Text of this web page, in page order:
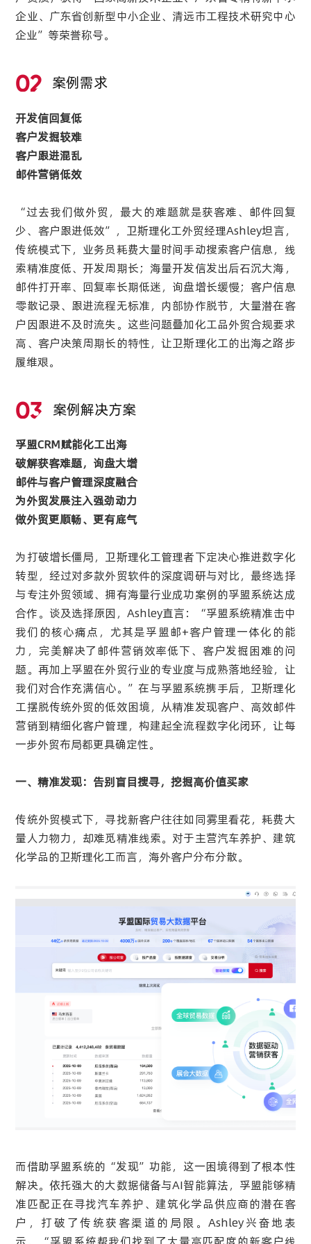
企业、广东省创新型中小企业、清远市工程技术研究中心
企业”等荣誉称号。
02 案例需求
开发信回复低
客户发掘较难
客户跟进混乱
邮件营销低效
“过去我们做外贸，最大的难题就是获客难、邮件回复
少、客户跟进低效”，卫斯理化工外贸经理Ashley坦言，
传统模式下，业务员耗费大量时间手动搜索客户信息，线
索精准度低、开发周期长；海量开发信发出后石沉大海，
邮件打开率、回复率长期低迷，询盘增长缓慢；客户信息
零散记录、跟进流程无标准，内部协作脱节，大量潜在客
户因跟进不及时流失。这些问题叠加化工品外贸合规要求
高、客户决策周期长的特性，让卫斯理化工的出海之路步
履维艰。
03 案例解决方案
孚盟CRM赋能化工出海
破解获客难题，询盘大增
邮件与客户管理深度融合
为外贸发展注入强劲动力
做外贸更顺畅、更有底气
为打破增长僵局，卫斯理化工管理者下定决心推进数字化
转型，经过对多款外贸软件的深度调研与对比，最终选择
与专注外贸领域、拥有海量行业成功案例的孚盟系统达成
合作。谈及选择原因，Ashley直言：“孚盟系统精准击中
我们的核心痛点，尤其是孚盟邮+客户管理一体化的能
力，完美解决了邮件营销效率低下、客户发掘困难的问
题。再加上孚盟在外贸行业的专业度与成熟落地经验，让
我们对合作充满信心。”在与孚盟系统携手后，卫斯理化
工摆脱传统外贸的低效困境，从精准发现客户、高效邮件
营销到精细化客户管理，构建起全流程数字化闭环，让每
一步外贸布局都更具确定性。
一、精准发现：告别盲目搜寻，挖掘高价值买家
传统外贸模式下，寻找新客户往往如同雾里看花，耗费大
量人力物力，却难觅精准线索。对于主营汽车养护、建筑
化学品的卫斯理化工而言，海外客户分布分散。
而借助孚盟系统的“发现”功能，这一困境得到了根本性
解决。依托强大的大数据储备与AI智能算法，孚盟能够精
准匹配正在寻找汽车养护、建筑化学品供应商的潜在客
户，打破了传统获客渠道的局限。Ashley兴奋地表